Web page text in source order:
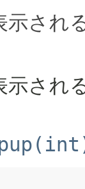
示され
され